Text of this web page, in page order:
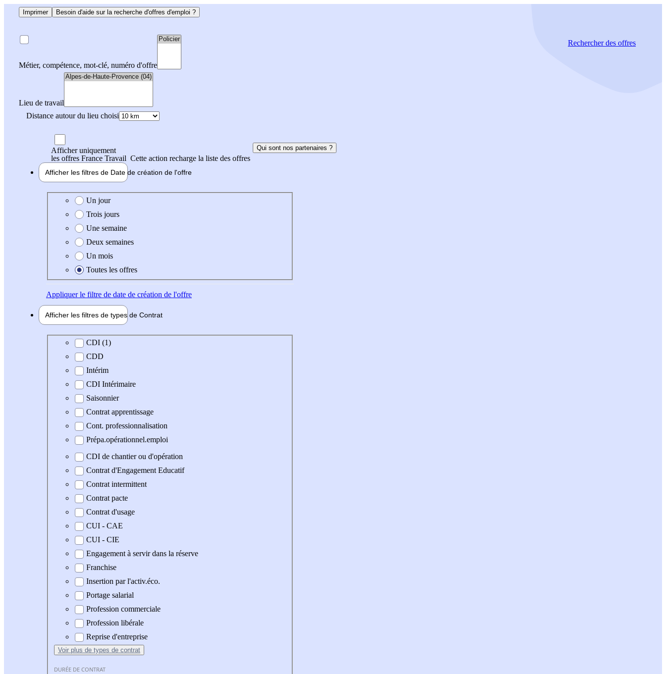
Imprimer Besoin d'aide sur la recherche d'offres d'emploi ?
Métier, compétence, mot-clé, numéro d'offre
Lieu de travail
Distance autour du lieu choisi
Rechercherdes offres
Afficher uniquement
les offres France Travail Cette action recharge la liste des offres
Qui sont nos partenaires ?
Afficher les filtres de Date de création de l'offre
Date de création de l'offre
Un jour
Trois jours
Une semaine
Deux semaines
Un mois
Toutes les offres
Appliquerle filtre de date de création de l'offre
Afficher les filtres de types de Contrat
Type de contrat
CDI (1)
CDD
Intérim
CDI Intérimaire
Saisonnier
Contrat apprentissage
Cont. professionnalisation
Prépa.opérationnel.emploi
CDI de chantier ou d'opération
Contrat d'Engagement Educatif
Contrat intermittent
Contrat pacte
Contrat d'usage
CUI - CAE
CUI - CIE
Engagement à servir dans la réserve
Franchise
Insertion par l'activ.éco.
Portage salarial
Profession commerciale
Profession libérale
Reprise d'entreprise
Voir plus de types de contrat
DURÉE DE CONTRAT